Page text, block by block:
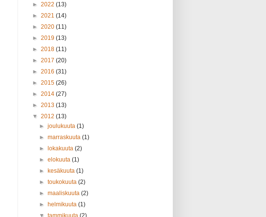
► 2022 (13)
► 2021 (14)
► 2020 (11)
► 2019 (13)
► 2018 (11)
► 2017 (20)
► 2016 (31)
► 2015 (26)
► 2014 (27)
► 2013 (13)
▼ 2012 (13)
►joulukuuta(1)
►marraskuuta(1)
►lokakuuta(2)
►elokuuta(1)
►kesäkuuta(1)
►toukokuuta(2)
►maaliskuuta(2)
►helmikuuta(1)
▼tammikuuta(2)